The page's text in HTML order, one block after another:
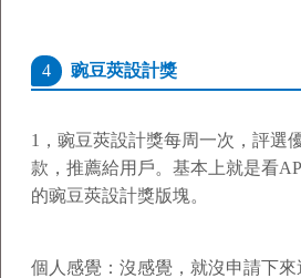
4 豌豆莢設計獎
1， 豌豆莢設計獎每周一次，評選
款，推薦給用戶。基本上就是看
的豌豆莢設計獎版塊。
個人感覺：沒感覺，就沒申請下